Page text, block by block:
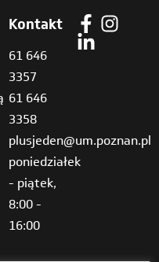
Kontakt
61 646
3357
61 646
3358
plusjeden@um.poznan.pl
poniedziałek
- piątek,
8:00 -
16:00